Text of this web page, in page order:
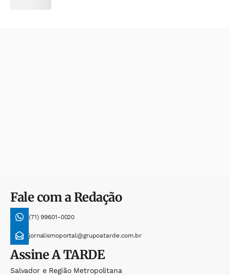
Fale com a Redação
(71) 99601-0020
jornalismoportal@grupoatarde.com.br
AssineA TARDE
Salvador e Região Metropolitana